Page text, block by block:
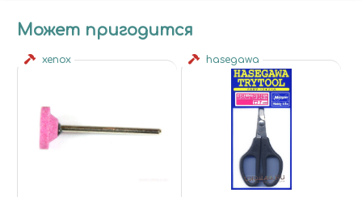
Может пригодится
xenox hasegawa